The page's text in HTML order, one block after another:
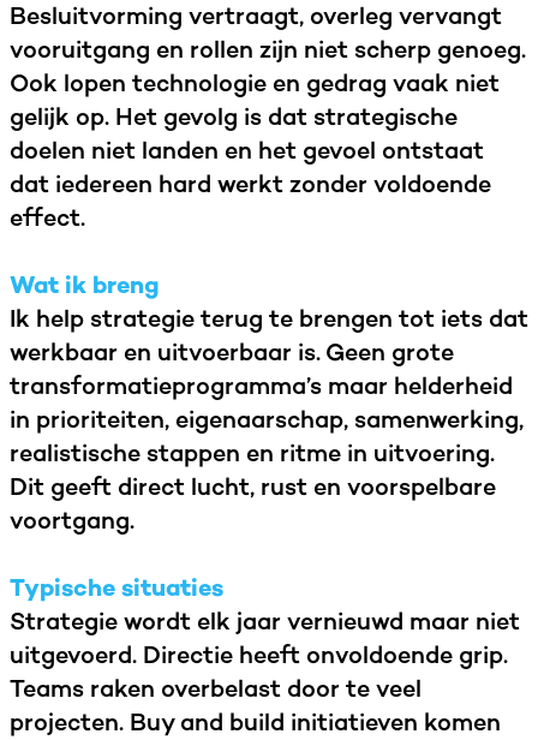
Besluitvorming vertraagt, overleg vervangt
vooruitgang en rollen zijn niet scherp genoeg.
Ook lopen technologie en gedrag vaak niet
gelijk op. Het gevolg is dat strategische
doelen niet landen en het gevoel ontstaat
dat iedereen hard werkt zonder voldoende
effect.
Wat ik breng
Ik help strategie terug te brengen tot iets dat
werkbaar en uitvoerbaar is. Geen grote
transformatieprogramma’s maar helderheid
in prioriteiten, eigenaarschap, samenwerking,
realistische stappen en ritme in uitvoering.
Dit geeft direct lucht, rust en voorspelbare
voortgang.
Typische situaties
Strategie wordt elk jaar vernieuwd maar niet
uitgevoerd. Directie heeft onvoldoende grip.
Teams raken overbelast door te veel
projecten. Buy and build initiatieven komen